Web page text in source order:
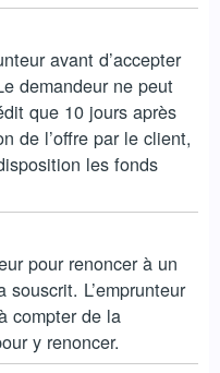
avant d’accepter
demandeur ne peut
que 10 jours après
de l’offre par le client,
les fonds
pour renoncer à un
L’emprunteur
compter de la
y renoncer.